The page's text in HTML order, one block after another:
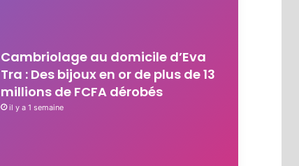
Cambriolage au domicile d’Eva
Tra : Des bijoux en or de plus de 13
millions de FCFA dérobés
il y a 1 semaine